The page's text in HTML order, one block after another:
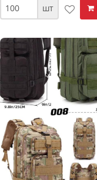
шт